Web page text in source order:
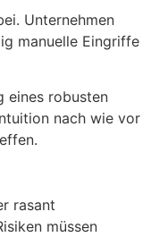
Unternehmen
manuelle Eingriffe
eines robusten
nach wie vor
rasant
müssen